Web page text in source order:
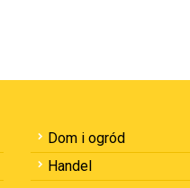
Dom i ogród
Handel